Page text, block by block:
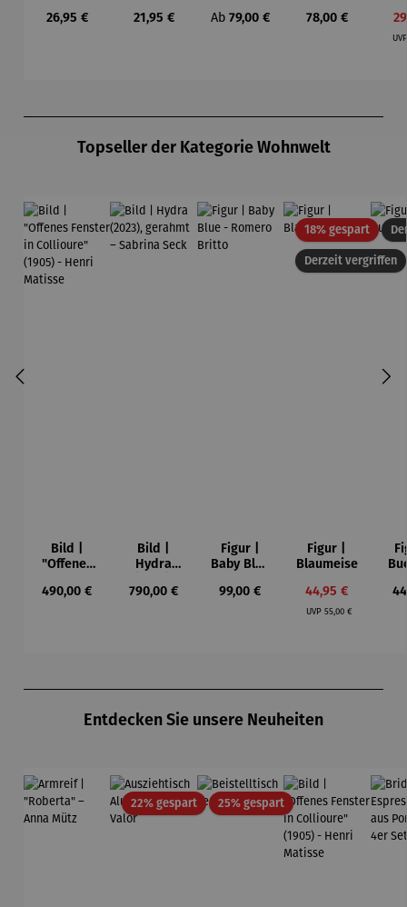
2tlg.-Set
Regulärer Preis:
26,95 €
2tlg.-Set
Regulärer Preis:
21,95 €
Laterne –
Regulärer Preis:
Ab 79,00 €
Picasso –
Regulärer Preis:
78,00 €
&
Topseller der Kategorie Wohnwelt
Bild |
"Offenes
Collioure"
Regulärer Preis:
490,00 €
Bild |
Hydra
gerahmt –
Regulärer Preis:
790,00 €
Figur |
Baby Blue
Britto
Regulärer Preis:
99,00 €
Derzeit vergriffen
18% gespartRabatt
Figur |
Blaumeise
Verkaufspreis:
44,95 €
UVP Regulärer Preis:
55,00 €
Entdecken Sie unsere Neuheiten
22% gespartRabatt25% gespartRabatt